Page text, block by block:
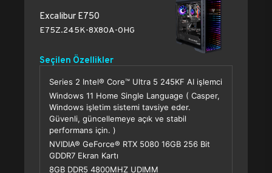
Excalibur E750
E75Z.245K-8X80A-0HG
Seçilen Özellikler
Series 2 Intel® Core™ Ultra 5 245KF AI işlemci
Windows 11 Home Single Language ( Casper,
Windows işletim sistemi tavsiye eder.
Güvenli, güncellemeye açık ve stabil
performans için. )
NVIDIA® GeForce® RTX 5080 16GB 256 Bit
GDDR7 Ekran Kartı
8GB DDR5 4800MHZ UDIMM